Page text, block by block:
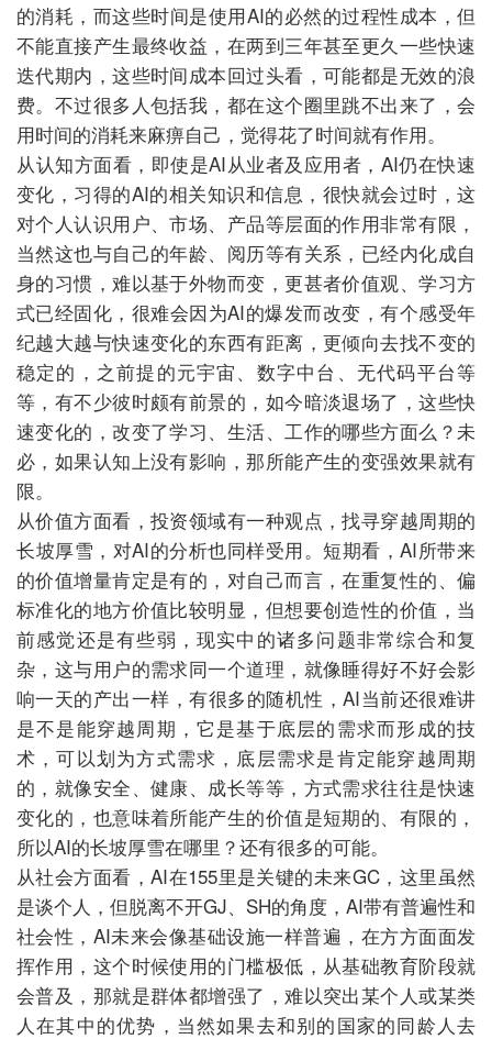
的消耗，而这些时间是使用AI的必然的过程性成本，但
不能直接产生最终收益，在两到三年甚至更久一些快速
迭代期内，这些时间成本回过头看，可能都是无效的浪
费。不过很多人包括我，都在这个圈里跳不出来了，会
用时间的消耗来麻痹自己，觉得花了时间就有作用。
从认知方面看，即使是AI从业者及应用者，AI仍在快速
变化，习得的AI的相关知识和信息，很快就会过时，这
对个人认识用户、市场、产品等层面的作用非常有限，
当然这也与自己的年龄、阅历等有关系，已经内化成自
身的习惯，难以基于外物而变，更甚者价值观、学习方
式已经固化，很难会因为AI的爆发而改变，有个感受年
纪越大越与快速变化的东西有距离，更倾向去找不变的
稳定的，之前提的元宇宙、数字中台、无代码平台等
等，有不少彼时颇有前景的，如今暗淡退场了，这些快
速变化的，改变了学习、生活、工作的哪些方面么？未
必，如果认知上没有影响，那所能产生的变强效果就有
限。
从价值方面看，投资领域有一种观点，找寻穿越周期的
长坡厚雪，对AI的分析也同样受用。短期看，AI所带来
的价值增量肯定是有的，对自己而言，在重复性的、偏
标准化的地方价值比较明显，但想要创造性的价值，当
前感觉还是有些弱，现实中的诸多问题非常综合和复
杂，这与用户的需求同一个道理，就像睡得好不好会影
响一天的产出一样，有很多的随机性，AI当前还很难讲
是不是能穿越周期，它是基于底层的需求而形成的技
术，可以划为方式需求，底层需求是肯定能穿越周期
的，就像安全、健康、成长等等，方式需求往往是快速
变化的，也意味着所能产生的价值是短期的、有限的，
所以AI的长坡厚雪在哪里？还有很多的可能。
从社会方面看，AI在155里是关键的未来GC，这里虽然
是谈个人，但脱离不开GJ、SH的角度，AI带有普遍性和
社会性，AI未来会像基础设施一样普遍，在方方面面发
挥作用，这个时候使用的门槛极低，从基础教育阶段就
会普及，那就是群体都增强了，难以突出某个人或某类
人在其中的优势，当然如果去和别的国家的同龄人去